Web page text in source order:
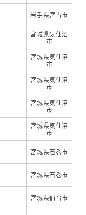
岩手県宮古市
宮城県気仙沼
市
宮城県気仙沼
市
宮城県気仙沼
市
宮城県気仙沼
市
宮城県気仙沼
市
宮城県石巻市
宮城県石巻市
宮城県仙台市